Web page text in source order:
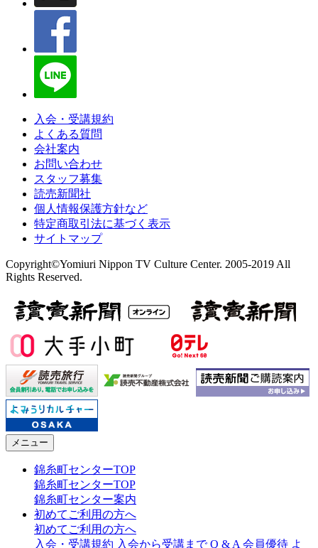
入会・受講規約
よくある質問
会社案内
お問い合わせ
スタッフ募集
読売新聞社
個人情報保護方針など
特定商取引法に基づく表示
サイトマップ
Copyright©Yomiuri Nippon TV Culture Center. 2005-2019 All
Rights Reserved.
メニュー
錦糸町センターTOP
錦糸町センターTOP
錦糸町センター案内
初めてご利用の方へ
初めてご利用の方へ
入会・受講規約 入会から受講まで Q & A 会員優待 よ